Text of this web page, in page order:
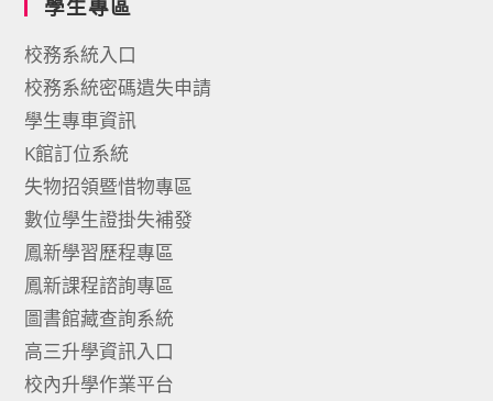
學生專區
校務系統入口
校務系統密碼遺失申請
學生專車資訊
K館訂位系統
失物招領暨惜物專區
數位學生證掛失補發
鳳新學習歷程專區
鳳新課程諮詢專區
圖書館藏查詢系統
高三升學資訊入口
校內升學作業平台